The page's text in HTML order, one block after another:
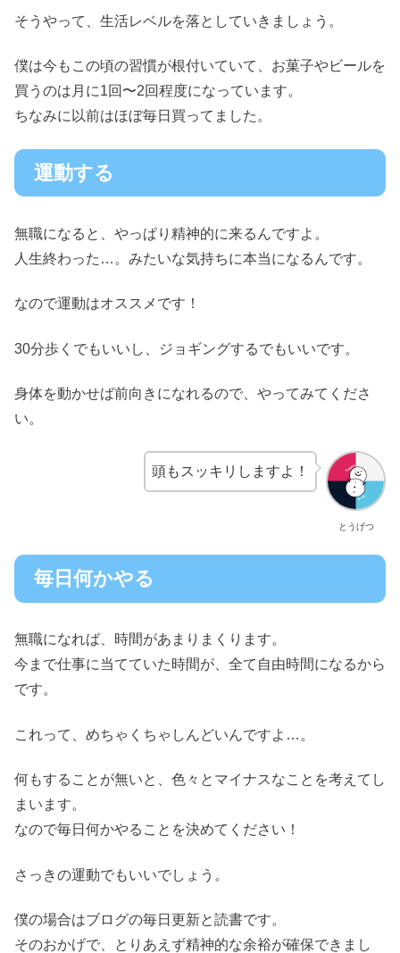
そうやって、生活レベルを落としていきましょう。
僕は今もこの頃の習慣が根付いていて、お菓子やビールを
買うのは月に1回〜2回程度になっています。
ちなみに以前はほぼ毎日買ってました。
運動する
無職になると、やっぱり精神的に来るんですよ。
人生終わった…。みたいな気持ちに本当になるんです。
なので運動はオススメです！
30分歩くでもいいし、ジョギングするでもいいです。
身体を動かせば前向きになれるので、やってみてくださ
い。
とうげつ
頭もスッキリしますよ！
毎日何かやる
無職になれば、時間があまりまくります。
今まで仕事に当てていた時間が、全て自由時間になるから
です。
これって、めちゃくちゃしんどいんですよ…。
何もすることが無いと、色々とマイナスなことを考えてし
まいます。
なので毎日何かやることを決めてください！
さっきの運動でもいいでしょう。
僕の場合はブログの毎日更新と読書です。
そのおかげで、とりあえず精神的な余裕が確保できまし